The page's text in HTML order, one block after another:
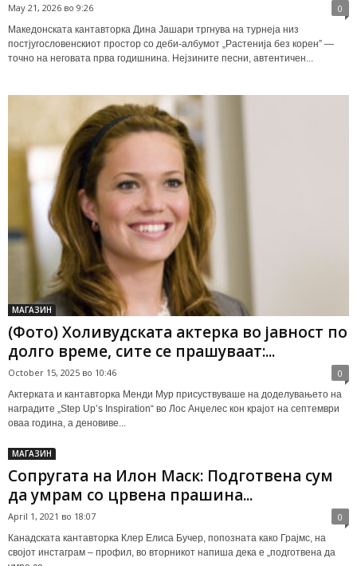
May 21, 2026 во 9:26 0
Македонската кантавторка Дина Јашари тргнува на турнеја низ
постјугословенскиот простор со деби-албумот „Растенија без корен” —
точно на неговата прва годишнина. Нејзините песни, автентичен...
МАГАЗИН
(Фото) Холивудската актерка во јавност по
долго време, сите се прашуваат:...
October 15, 2025 во 10:46 0
Актерката и кантавторка Менди Мур присуствуваше на доделувањето на
наградите „Step Up’s Inspiration“ во Лос Анџелес кон крајот на септември
оваа година, а деновиве...
МАГАЗИН
Сопругата на Илон Маск: Подготвена сум
да умрам со црвена прашина...
April 1, 2021 во 18:07 0
Канадската кантавторка Клер Елиса Бучер, попозната како Грајмс, на
својот инстаграм – профил, во вторникот напиша дека е „подготвена да